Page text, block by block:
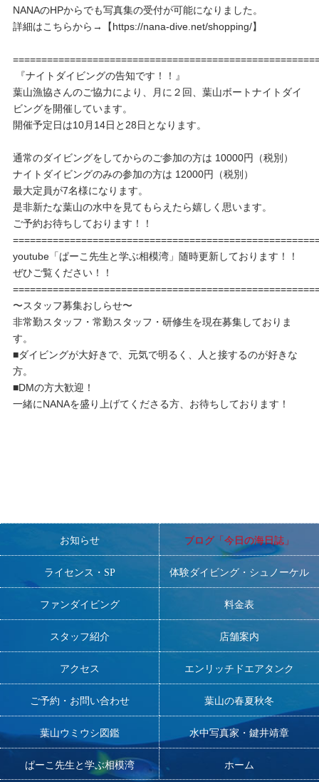
NANAのHPからでも写真集の受付が可能になりました。
詳細はこちらから→【https://nana-dive.net/shopping/】
『ナイトダイビングの告知です！！』
葉山漁協さんのご協力により、月に２回、葉山ボートナイトダイ
ビングを開催しています。
開催予定日は10月14日と28日となります。
通常のダイビングをしてからのご参加の方は 10000円（税別）
ナイトダイビングのみの参加の方は 12000円（税別）
最大定員が7名様になります。
是非新たな葉山の水中を見てもらえたら嬉しく思います。
ご予約お待ちしております！！
youtube「ぱーこ先生と学ぶ相模湾」随時更新しております！！
ぜひご覧ください！！
〜スタッフ募集おしらせ〜
非常勤スタッフ・常勤スタッフ・研修生を現在募集しておりま
す。
■ダイビングが大好きで、元気で明るく、人と接するのが好きな
方。
■DMの方大歓迎！
一緒にNANAを盛り上げてくださる方、お待ちしております！
お知らせ ブログ「今日の海日誌」
ライセンス・SP 体験ダイビング・シュノーケル
ファンダイビング 料金表
スタッフ紹介 店舗案内
アクセス エンリッチドエアタンク
ご予約・お問い合わせ 葉山の春夏秋冬
葉山ウミウシ図鑑 水中写真家・鍵井靖章
ぱーこ先生と学ぶ相模湾 ホーム